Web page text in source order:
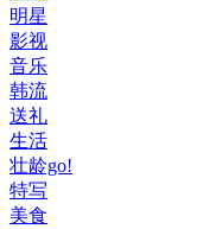
明星
影视
音乐
韩流
送礼
生活
壮龄go!
特写
美食